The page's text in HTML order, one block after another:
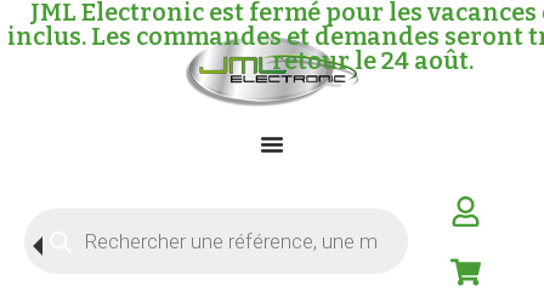
JML Electronic est fermé pour les vacances
inclus. Les commandes et demandes seront
retour le 24 août.